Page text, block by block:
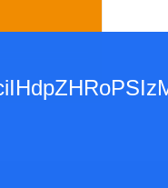
Detalles